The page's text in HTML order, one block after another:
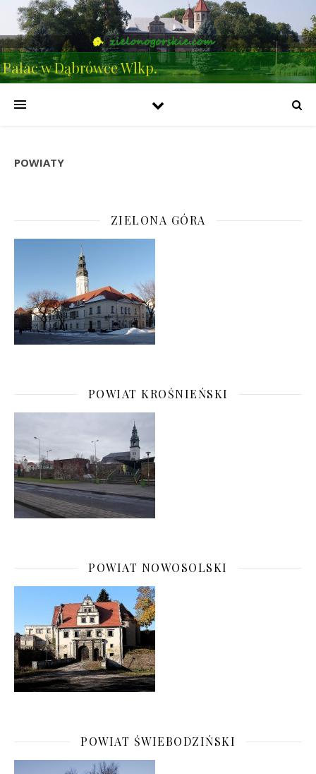
Pałac w Dąbrówce Wlkp.
POWIATY
ZIELONA GÓRA
POWIAT KROŚNIEŃSKI
POWIAT NOWOSOLSKI
POWIAT ŚWIEBODZIŃSKI